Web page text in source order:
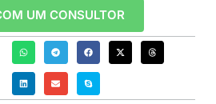
UM CONSULTOR